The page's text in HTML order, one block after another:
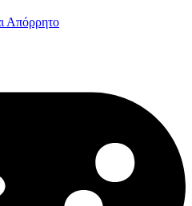
Απόρρητο